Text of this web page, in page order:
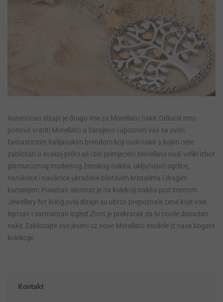
Autentican dizajn je drugo ime za Morellato nakit.Odlucili smo
ponovo vratiti Morellato u Sarajevo i upoznati vas sa ovim
fantasticnim italijanskim brendom koji nudi nakit s kojim cete
zablistati u svakoj prilici ali i biti primjeceni.Morellato nudi veliki izbor
glamuroznog modernog ženskog nakita, uključujući ogrlice,
narukvice i naušnice ukrašene blistavim kristalima i dragim
kamenjem.Poseban akcenat je na kolekciji nakita pod imenom
Jewellery for living,ovaj dizajn su ubrzo prepoznale zene koje vole
leprsav i sarmantan izgled.Zivot je prekratak da bi nosile dosadan
nakit.Zablistajte ove jeseni uz nove Morellato modele iz nase bogate
kolekcije.
Kontakt